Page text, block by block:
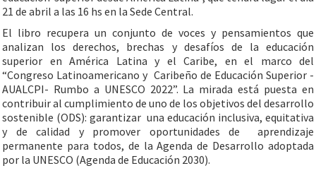
21 de abril a las 16 hs en la Sede Central.
El libro recupera un conjunto de voces y pensamientos que
analizan los derechos, brechas y desafíos de la educación
superior en América Latina y el Caribe, en el marco del
“Congreso Latinoamericano y Caribeño de Educación Superior -
AUALCPI- Rumbo a UNESCO 2022”. La mirada está puesta en
contribuir al cumplimiento de uno de los objetivos del desarrollo
sostenible (ODS): garantizar una educación inclusiva, equitativa
y de calidad y promover oportunidades de aprendizaje
permanente para todos, de la Agenda de Desarrollo adoptada
por la UNESCO (Agenda de Educación 2030).